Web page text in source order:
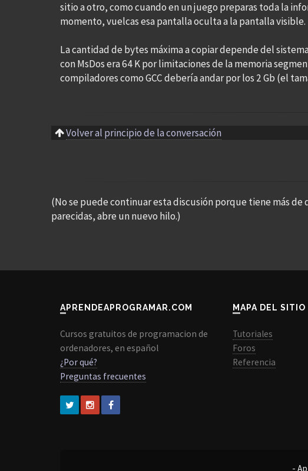
sitio a otro, como cuando en un juego preparas toda la
momento, vuelcas esa pantalla oculta a la pantalla visible.
La cantidad de bytes máxima a copiar depende del
con MsDos era 64 K por limitaciones de la memoria
compiladores como GCC debería andar por los 2 Gb (el
Volver al principio de la conversación
(No se puede continuar esta discusión porque tiene más de
parecidas, abre un nuevo hilo.)
APRENDEAPROGRAMAR.COM
Cursos gratuitos de programacion de
ordenadores, en español
¿Por qué?
Preguntas frecuentes
MAPA DEL SITIO
Tutoriales
Foros
Referencia
-